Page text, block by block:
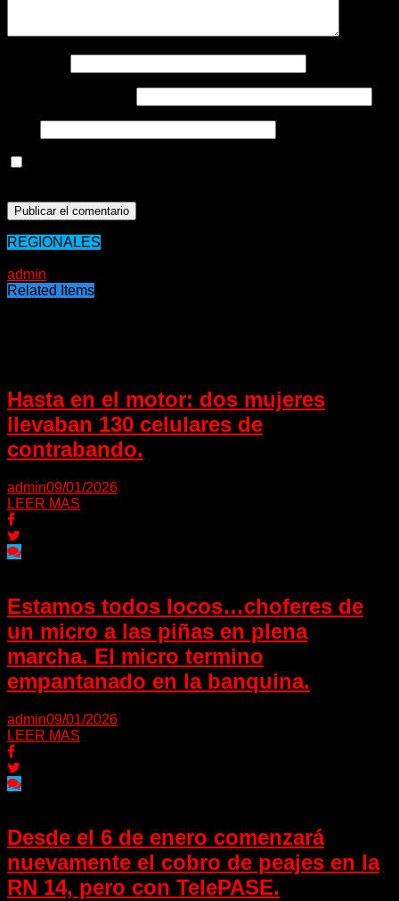
REGIONALES
admin
Related Items
Hasta en el motor: dos mujeres
llevaban 130 celulares de
contrabando.
admin09/01/2026
LEER MAS
Estamos todos locos…choferes de
un micro a las piñas en plena
marcha. El micro termino
empantanado en la banquina.
admin09/01/2026
LEER MAS
Desde el 6 de enero comenzará
nuevamente el cobro de peajes en la
RN 14, pero con TelePASE.